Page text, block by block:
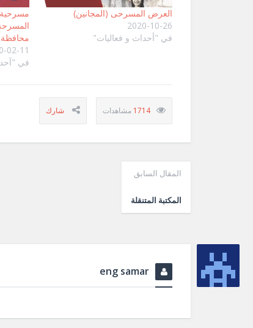
العرض المسرحى (المجانين)
2020-10-26
في "أحداث و فعاليات"
02-11
في
1714
المقال السابق
المكتبة المتنقلة
eng samar